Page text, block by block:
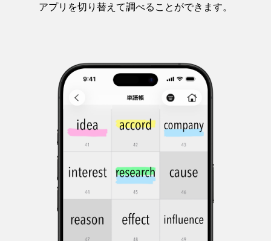
アプリを切り替えて調べることができます。